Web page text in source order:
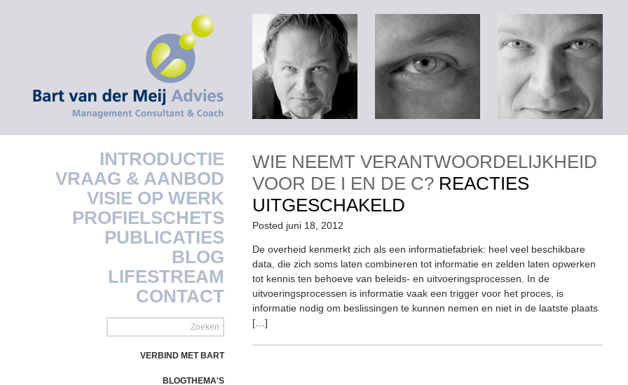
INTRODUCTIE
VRAAG & AANBOD
VISIE OP WERK
PROFIELSCHETS
PUBLICATIES
BLOG
LIFESTREAM
CONTACT
VERBIND MET BART
BLOGTHEMA'S
WIE NEEMT VERANTWOORDELIJKHEID
VOOR DE I EN DE C? REACTIES
UITGESCHAKELD
NEEMT
VOOR
DE
Posted juni 18, 2012
De overheid kenmerkt zich als een informatiefabriek: heel veel beschikbare
data, die zich soms laten combineren tot informatie en zelden laten opwerken
tot kennis ten behoeve van beleids- en uitvoeringsprocessen. In de
uitvoeringsprocessen is informatie vaak een trigger voor het proces, is
informatie nodig om beslissingen te kunnen nemen en niet in de laatste plaats
[…]